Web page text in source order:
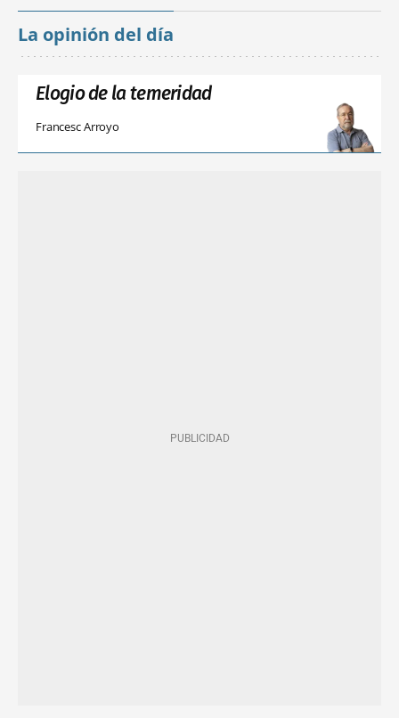
La opinión del día
Elogio de la temeridad
Francesc Arroyo